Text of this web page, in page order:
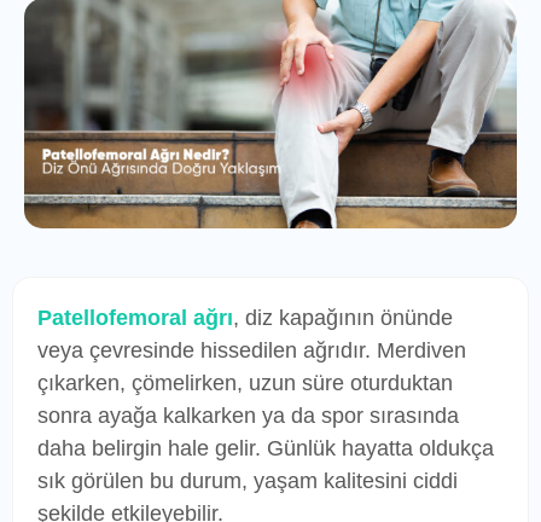
Patellofemoral ağrı, diz kapağının önünde
veya çevresinde hissedilen ağrıdır. Merdiven
çıkarken, çömelirken, uzun süre oturduktan
sonra ayağa kalkarken ya da spor sırasında
daha belirgin hale gelir. Günlük hayatta oldukça
sık görülen bu durum, yaşam kalitesini ciddi
şekilde etkileyebilir.